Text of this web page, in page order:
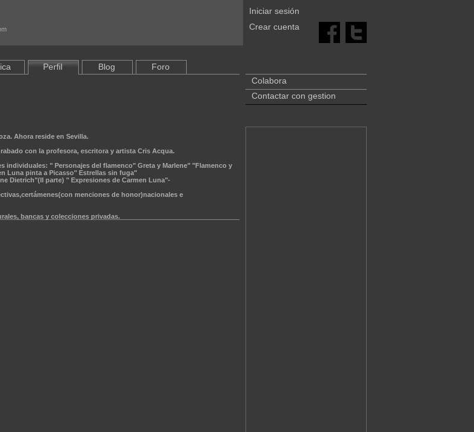
Iniciar sesión
Crear cuenta
Perfil Blog Foro
Ahora reside en Sevilla.
con la profesora, escritora y artista Cris Acqua.
individuales: " Personajes del flamenco" Greta y Marlene" "Flamenco y
Luna pinta a Picasso" Estrellas sin fuga"
Dietrich"(II parte) " Expresiones de Carmen Luna"-
menciones de honor)nacionales e
bancas y colecciones privadas.
Colabora
Contactar con gestion